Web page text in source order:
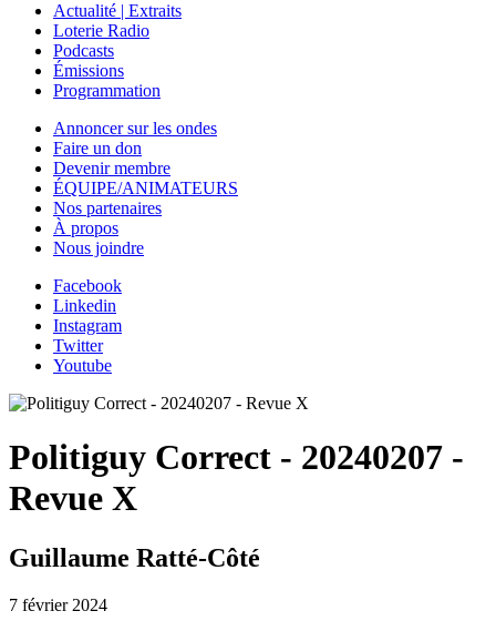
Actualité | Extraits
Loterie Radio
Podcasts
Émissions
Programmation
Annoncer sur les ondes
Faire un don
Devenir membre
ÉQUIPE/ANIMATEURS
Nos partenaires
À propos
Nous joindre
Facebook
Linkedin
Instagram
Twitter
Youtube
Politiguy Correct - 20240207 -
Revue X
Guillaume Ratté-Côté
7 février 2024